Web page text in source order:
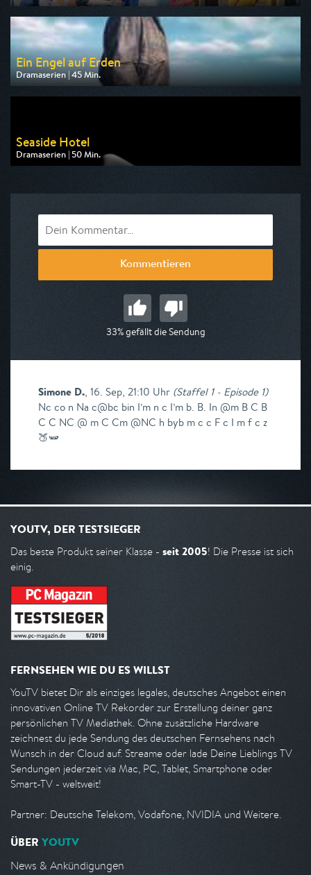
Ausgestrahlt von arte
am 10.08.2026, 22:40
Ein Engel auf Erden
Dramaserien | 45 Min.
Ausgestrahlt von Bibel TV
am 10.08.2026, 20:15
Seaside Hotel
Dramaserien | 50 Min.
Ausgestrahlt von One
Kommentieren
33% gefällt die Sendung
Simone D., 16. Sep, 21:10 Uhr (Staffel 1 - Episode 1)
Nc co n Na c@bc bin I’m n c I’m b. B. In @m B C B
C C NC @ m C Cm @NC h byb m c c F c I m f c z
🍑🫛
YOUTV, DER TESTSIEGER
Das beste Produkt seiner Klasse - seit 2005! Die Presse ist sich
einig.
FERNSEHEN WIE DU ES WILLST
YouTV bietet Dir als einziges legales, deutsches Angebot einen
innovativen Online TV Rekorder zur Erstellung deiner ganz
persönlichen TV Mediathek. Ohne zusätzliche Hardware
zeichnest du jede Sendung des deutschen Fernsehens nach
Wunsch in der Cloud auf. Streame oder lade Deine Lieblings TV
Sendungen jederzeit via Mac, PC, Tablet, Smartphone oder
Smart-TV - weltweit!
Partner: Deutsche Telekom, Vodafone, NVIDIA und Weitere.
ÜBER YOUTV
News & Ankündigungen